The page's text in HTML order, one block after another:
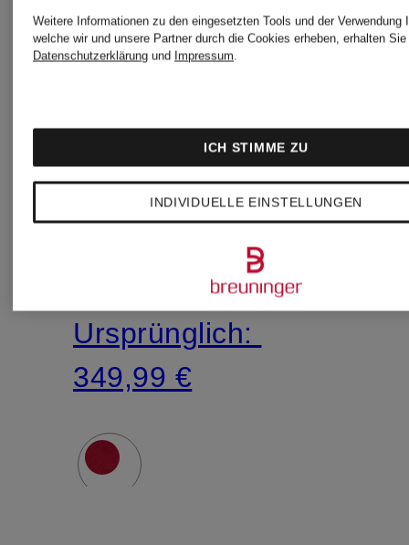
Jerseywickelrock
259,99 €
Ursprünglich:
349,99 €
AKI
299,99 €
Weitere Informationen zu den eingesetzten Tools und der Verwendung
welche wir und unsere Partner durch die Cookies erheben, erhalten
Datenschutzerklärung und Impressum.
INDIVIDUELLE EINSTELLUNGEN
ICH STIMME ZU